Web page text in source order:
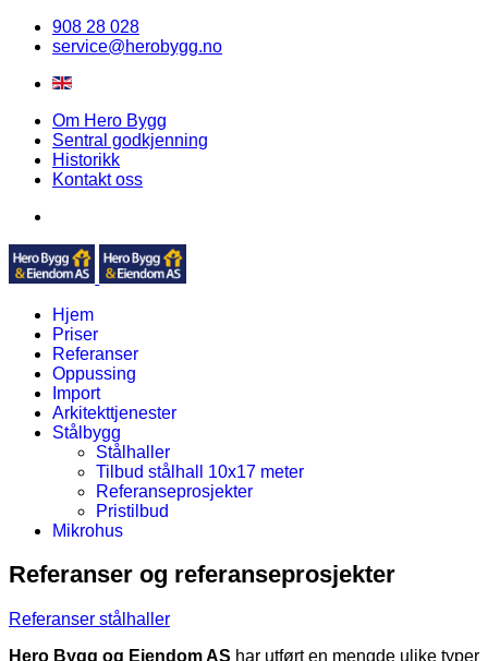
908 28 028
service@herobygg.no
Om Hero Bygg
Sentral godkjenning
Historikk
Kontakt oss
Hjem
Priser
Referanser
Oppussing
Import
Arkitekttjenester
Stålbygg
Stålhaller
Tilbud stålhall 10x17 meter
Referanseprosjekter
Pristilbud
Mikrohus
Referanser og referanseprosjekter
Referanser stålhaller
Hero Bygg og Eiendom AS har utført en mengde ulike typer